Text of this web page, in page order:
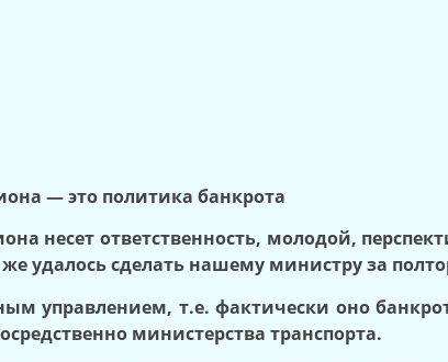
— это политика банкрота
несет ответственность, молодой,
удалось сделать нашему министру за
управлением, т.е. фактически оно
министерства транспорта.